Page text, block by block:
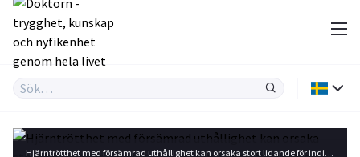
Hjärntrötthet med försämrad uthållighet kan orsaka stort lidande för individen i vardagen. Foto: Shutterstock